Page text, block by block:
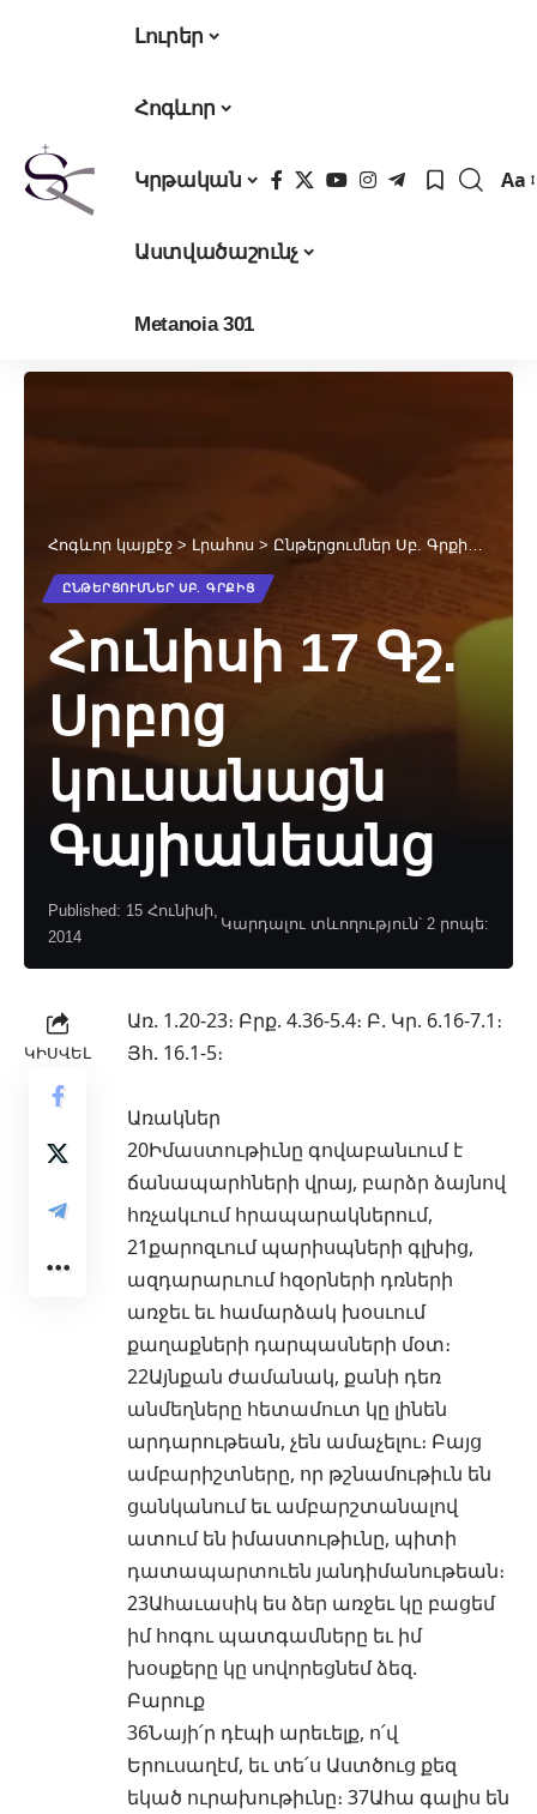
Լուրեր
Հոգևոր
Կրթական
Աստվածաշունչ
Metanoia 301
Aa
Հոգևոր կայքէջ > Լրահոս > Ընթերցումներ Սբ. Գրքից
ԸՆԹԵՐՑՈՒՄՆԵՐ ՍԲ. ԳՐՔԻՑ
Հունիսի 17 Գշ.
Սրբոց
կուսանացն
Գայիանեանց
Published: 15 Հունիսի,
2014
Կարդալու տևողություն՝ 2 րոպե:
ԿԻՍՎԵԼ
Առ. 1.20-23։ Բրք. 4.36-5.4։ Բ. Կր. 6.16-7.1։
Յհ. 16.1-5։
Առակներ
20Իմաստութիւնը գովաբանւում է
ճանապարհների վրայ, բարձր ձայնով
հռչակւում հրապարակներում,
21քարոզւում պարիսպների գլխից,
ազդարարւում հզօրների դռների
առջեւ եւ համարձակ խօսւում
քաղաքների դարպասների մօտ։
22Այնքան ժամանակ, քանի դեռ
անմեղները հետամուտ կը լինեն
արդարութեան, չեն ամաչելու։ Բայց
ամբարիշտները, որ թշնամութիւն են
ցանկանում եւ ամբարշտանալով
ատում են իմաստութիւնը, պիտի
դատապարտուեն յանդիմանութեան։
23Ահաւասիկ ես ձեր առջեւ կը բացեմ
իմ հոգու պատգամները եւ իմ
խօսքերը կը սովորեցնեմ ձեզ.
Բարուք
36Նայի՛ր դէպի արեւելք, ո՛վ
Երուսաղէմ, եւ տե՛ս Աստծուց քեզ
եկած ուրախութիւնը։ 37Ահա գալիս են